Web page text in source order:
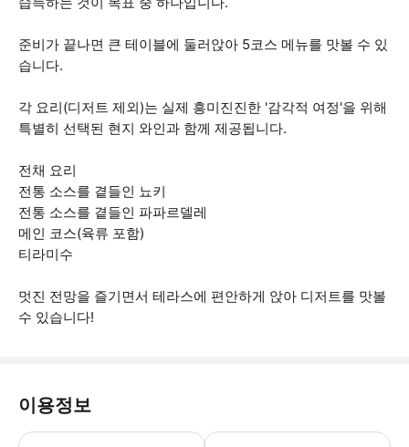
준비가 끝나면 큰 테이블에 둘러앉아 5코스 메뉴를 맛볼 수 있
습니다.
각 요리(디저트 제외)는 실제 흥미진진한 '감각적 여정'을 위해
특별히 선택된 현지 와인과 함께 제공됩니다.
전채 요리
전통 소스를 곁들인 뇨키
전통 소스를 곁들인 파파르델레
메인 코스(육류 포함)
티라미수
멋진 전망을 즐기면서 테라스에 편안하게 앉아 디저트를 맛볼
수 있습니다!
이용정보
• 1인 게스트: 혼자 여행하는 경우 예